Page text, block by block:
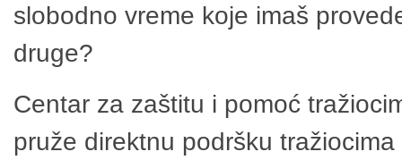
slobodno vreme koje imaš
druge?
Centar za zaštitu i pomoć
pruže direktnu podršku